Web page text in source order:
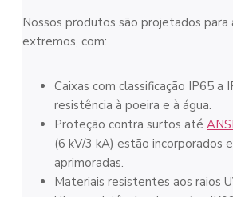
Nossos produtos são projetados para
extremos, com:
Caixas com classificação IP65 a
resistência à poeira e à água.
Proteção contra surtos até ANSI
(6 kV/3 kA) estão incorporados
aprimoradas.
Materiais resistentes aos raios